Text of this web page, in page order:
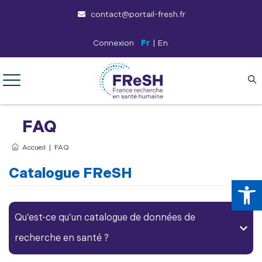
contact@portail-fresh.fr
Connexion Fr | En
FAQ
Accueil | FAQ
Catalogue FReSH
Qu’est-ce qu’un catalogue de données de
recherche en santé ?